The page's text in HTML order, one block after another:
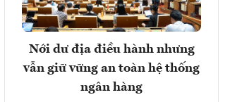
Nới dư địa điều hành nhưng
vẫn giữ vững an toàn hệ thống
ngân hàng